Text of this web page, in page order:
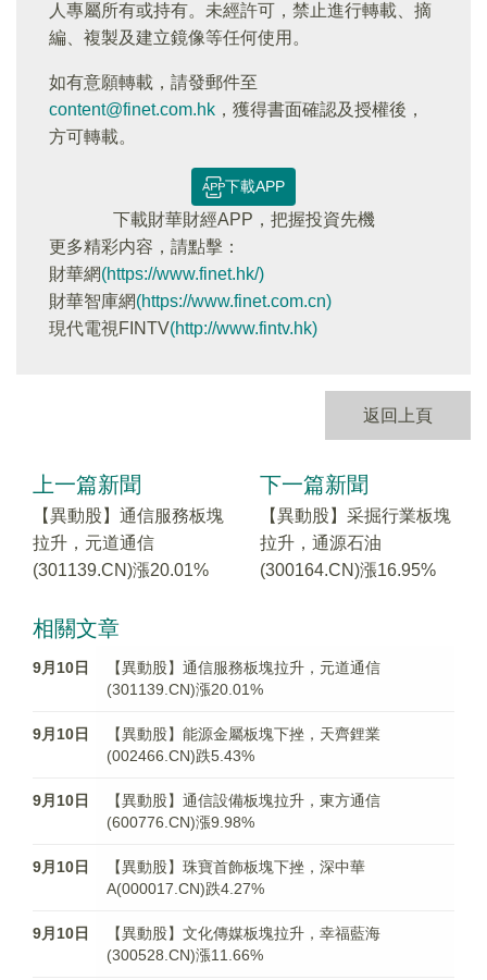
人專屬所有或持有。未經許可，禁止進行轉載、摘
編、複製及建立鏡像等任何使用。
如有意願轉載，請發郵件至
content@finet.com.hk ，獲得書面確認及授權後，
方可轉載。
下載APP
下載財華財經APP，把握投資先機
更多精彩内容，請點擊：
財華網(https://www.finet.hk/)
財華智庫網(https://www.finet.com.cn)
現代電視FINTV(http://www.fintv.hk)
返回上頁
上一篇新聞
【異動股】通信服務板塊
拉升，元道通信
(301139.CN)漲20.01%
下一篇新聞
【異動股】采掘行業板塊
拉升，通源石油
(300164.CN)漲16.95%
相關文章
9月10日
【異動股】通信服務板塊拉升，元道通信
(301139.CN)漲20.01%
9月10日
【異動股】能源金屬板塊下挫，天齊鋰業
(002466.CN)跌5.43%
9月10日
【異動股】通信設備板塊拉升，東方通信
(600776.CN)漲9.98%
9月10日
【異動股】珠寶首飾板塊下挫，深中華
A(000017.CN)跌4.27%
9月10日
【異動股】文化傳媒板塊拉升，幸福藍海
(300528.CN)漲11.66%